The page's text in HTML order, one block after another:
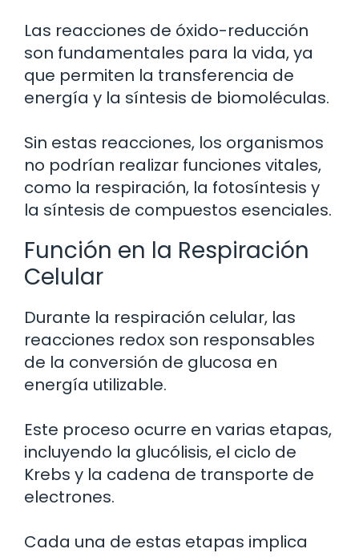
Las reacciones de óxido-reducción
son fundamentales para la vida, ya
que permiten la transferencia de
energía y la síntesis de biomoléculas.
Sin estas reacciones, los organismos
no podrían realizar funciones vitales,
como la respiración, la fotosíntesis y
la síntesis de compuestos esenciales.
Función en la Respiración
Celular
Durante la respiración celular, las
reacciones redox son responsables
de la conversión de glucosa en
energía utilizable.
Este proceso ocurre en varias etapas,
incluyendo la glucólisis, el ciclo de
Krebs y la cadena de transporte de
electrones.
Cada una de estas etapas implica